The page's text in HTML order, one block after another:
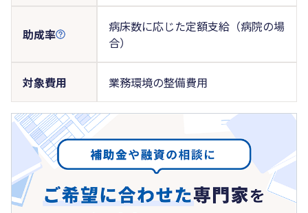
助成率
病床数に応じた定額支給（病院の場
合）
対象費用 業務環境の整備費用